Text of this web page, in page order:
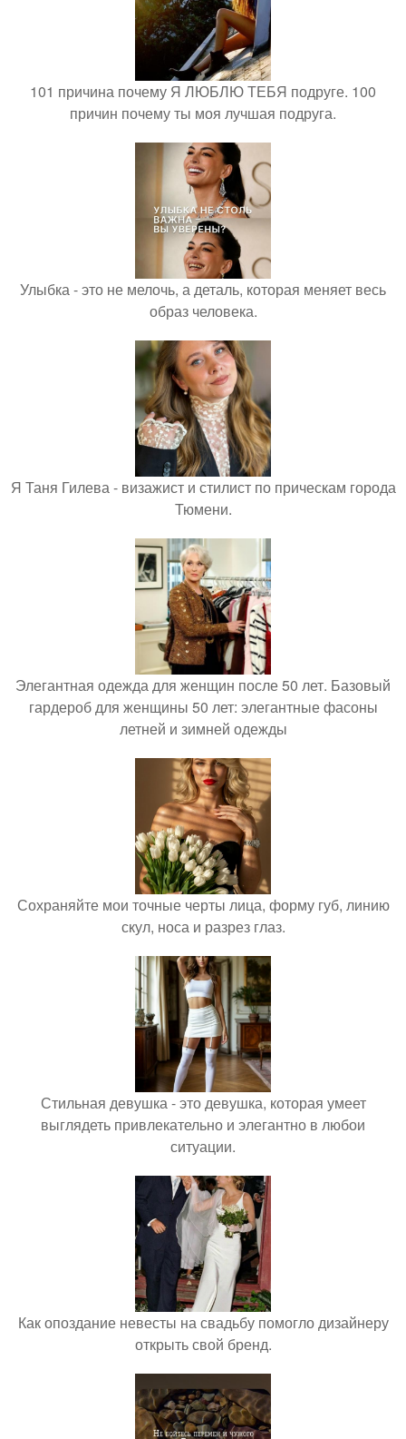
101 причина почему Я ЛЮБЛЮ ТЕБЯ подруге. 100
причин почему ты моя лучшая подруга.
Улыбка - это не мелочь, а деталь, которая меняет весь
образ человека.
Я Таня Гилева - визажист и стилист по прическам города
Тюмени.
Элегантная одежда для женщин после 50 лет. Базовый
гардероб для женщины 50 лет: элегантные фасоны
летней и зимней одежды
Сохраняйте мои точные черты лица, форму губ, линию
скул, носа и разрез глаз.
Стильная девушка - это девушка, которая умеет
выглядеть привлекательно и элегантно в любои
ситуации.
Как опоздание невесты на свадьбу помогло дизайнеру
открыть свой бренд.